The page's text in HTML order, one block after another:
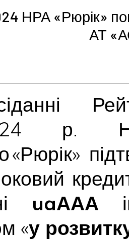
НРА «Рюрік»
АТ
р.
«Рюрік»
uaААА
«у